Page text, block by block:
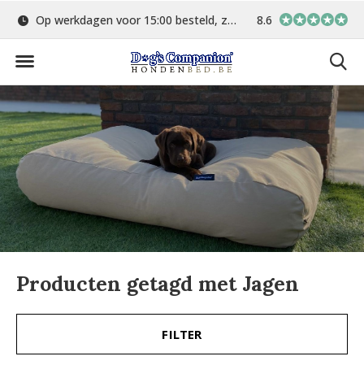
Op werkdagen voor 15:00 besteld, zelfde dag verstuurd Gratis verzending
8.6
Producten getagd met Jagen
FILTER